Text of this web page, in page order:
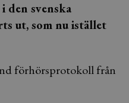
den svenska
ut, som nu istället
förhörsprotokoll från